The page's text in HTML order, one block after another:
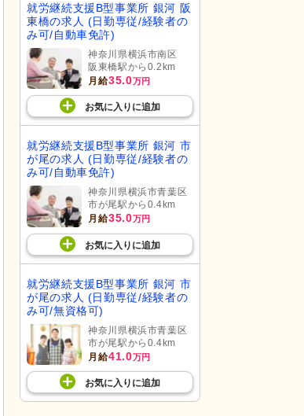
就労継続支援B型事業所 銀河 阪
東橋の求人 (日勤専従/経験者の
み可/自動車免許)
神奈川県横浜市南区
阪東橋駅から0.2km
月給35.0万円
お気に入り に追加
就労継続支援B型事業所 銀河 市
が尾の求人 (日勤専従/経験者の
み可/自動車免許)
神奈川県横浜市青葉区
市が尾駅から0.4km
月給35.0万円
お気に入り に追加
就労継続支援B型事業所 銀河 市
が尾の求人 (日勤専従/経験者の
み可/無資格可)
神奈川県横浜市青葉区
市が尾駅から0.4km
月給41.0万円
お気に入り に追加